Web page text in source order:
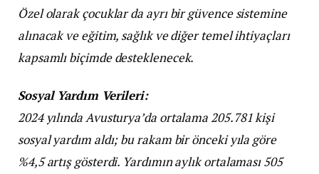
Özel olarak çocuklar da ayrı bir güvence sistemine
alınacak ve eğitim, sağlık ve diğer temel ihtiyaçları
kapsamlı biçimde desteklenecek.
Sosyal Yardım Verileri:
2024 yılında Avusturya’da ortalama 205.781 kişi
sosyal yardım aldı; bu rakam bir önceki yıla göre
%4,5 artış gösterdi. Yardımın aylık ortalaması 505